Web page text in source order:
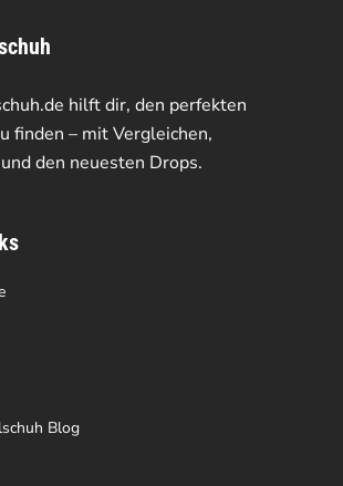
hilft dir, den perfekten
finden – mit Vergleichen,
den neuesten Drops.
Blog